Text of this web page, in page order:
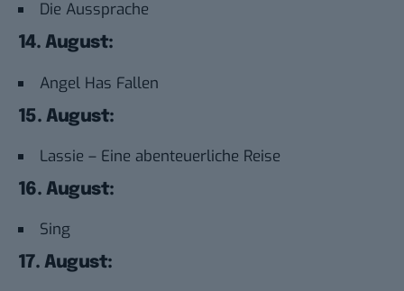
Die Aussprache
14. August:
Angel Has Fallen
15. August:
Lassie – Eine abenteuerliche Reise
16. August:
Sing
17. August: